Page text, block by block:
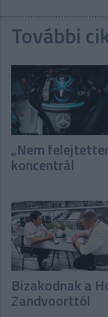
További
„Nem
koncentrál
Bizakodnak a
Zandvoorttól